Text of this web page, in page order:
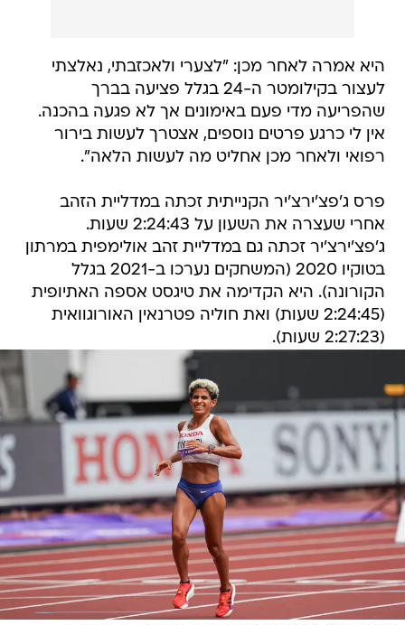
היא אמרה לאחר מכן: "לצערי ולאכזבתי, נאלצתי
לעצור בקילומטר ה-24 בגלל פציעה בברך
שהפריעה מדי פעם באימונים אך לא פגעה בהכנה.
אין לי כרגע פרטים נוספים, אצטרך לעשות בירור
רפואי ולאחר מכן אחליט מה לעשות הלאה".
פרס ג'פצ'ירצ'יר הקנייתית זכתה במדליית הזהב
אחרי שעצרה את השעון על 2:24:43 שעות.
ג'פצ'ירצ'יר זכתה גם במדליית זהב אולימפית במרתון
בטוקיו 2020 (המשחקים נערכו ב-2021 בגלל
הקורונה). היא הקדימה את טיגסט אספה האתיופית
(2:24:45 שעות) ואת חוליה פטרנאין האורוגוואית
(2:27:23 שעות).